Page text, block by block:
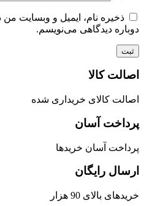
ذخیره نام، ایمیل و وبسایت
دوباره دیدگاهی می‌نویسم.
اصالت کالا
اصالت کالای خریداری شده
پرداخت آسان
پرداخت آسان خریدها
ارسال رایگان
خریدهای بالای 90 هزار